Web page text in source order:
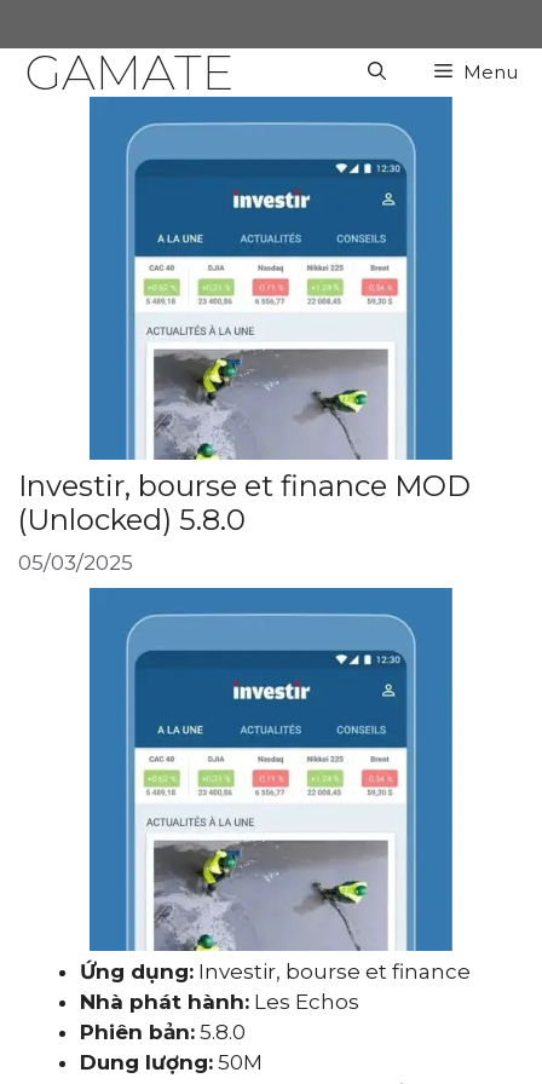
đến
nộiGAMATE Menu
Investir, bourse et finance MOD
(Unlocked) 5.8.0
05/03/2025
Ứng dụng: Investir, bourse et finance
Nhà phát hành: Les Echos
Phiên bản: 5.8.0
Dung lượng: 50M